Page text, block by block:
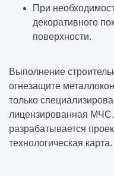
При
декоративного
поверхности.
Выполнение
огнезащите
только
лицензированная
разрабатывается
технологическая карта.